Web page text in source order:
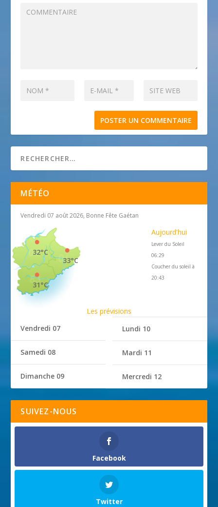
MÉTÉO
Vendredi 07 août 2026, Bonne Fête Gaétan
33°C
32°C
31°C
Aujourd'hui
Lever du Soleil
06:29
Coucher du soleil à
20:43
Les prévisions
Vendredi 07
Samedi 08
Dimanche 09
Lundi 10
Mardi 11
Mercredi 12
SUIVEZ-NOUS
Facebook
Twitter